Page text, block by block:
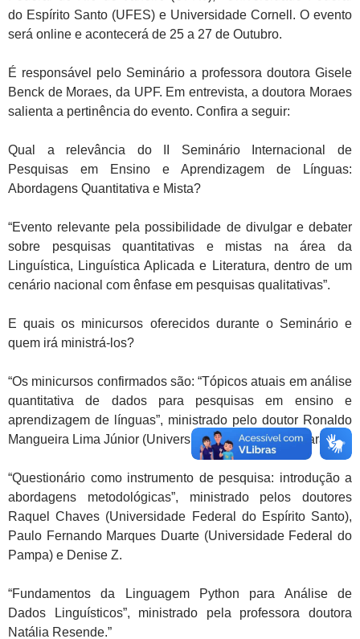
do Espírito Santo (UFES) e Universidade Cornell. O evento
será online e acontecerá de 25 a 27 de Outubro.
É responsável pelo Seminário a professora doutora Gisele
Benck de Moraes, da UPF. Em entrevista, a doutora Moraes
salienta a pertinência do evento. Confira a seguir:
Qual a relevância do II Seminário Internacional de
Pesquisas em Ensino e Aprendizagem de Línguas:
Abordagens Quantitativa e Mista?
“Evento relevante pela possibilidade de divulgar e debater
sobre pesquisas quantitativas e mistas na área da
Linguística, Linguística Aplicada e Literatura, dentro de um
cenário nacional com ênfase em pesquisas qualitativas”.
E quais os minicursos oferecidos durante o Seminário e
quem irá ministrá-los?
“Os minicursos confirmados são: “Tópicos atuais em análise
quantitativa de dados para pesquisas em ensino e
aprendizagem de línguas”, ministrado pelo doutor Ronaldo
Mangueira Lima Júnior (Universidade Federal do Ceará).
“Questionário como instrumento de pesquisa: introdução a
abordagens metodológicas”, ministrado pelos doutores
Raquel Chaves (Universidade Federal do Espírito Santo),
Paulo Fernando Marques Duarte (Universidade Federal do
Pampa) e Denise Z.
“Fundamentos da Linguagem Python para Análise de
Dados Linguísticos”, ministrado pela professora doutora
Natália Resende.”